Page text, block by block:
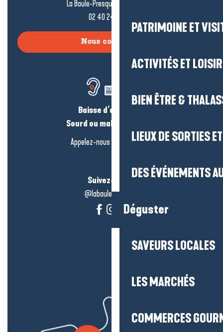
PATRIMOINE ET
ACTIVITÉS ET
BIEN ÊTRE &
LIEUX DE SORTIES
DES ÉVÉNEMENTS
Déguster
SAVEURS LOCALES
LES MARCHÉS
COMMERCES
La Baule-Presqu’île de Guérande
02 40 24 34 44
Nous contacter
Baisse d’audition ?
Sourd ou malentendant ?
Appelez-nous en
cliquant-ici
Suivez-nous !
@labauleguérande